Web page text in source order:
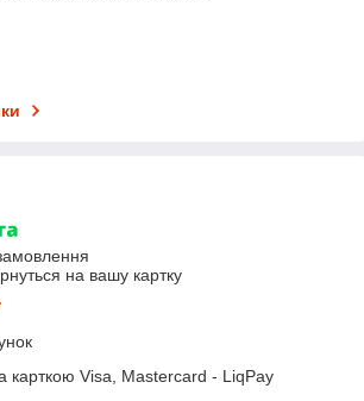
на вашу картку
карткою Visa, Mastercard - LiqPay